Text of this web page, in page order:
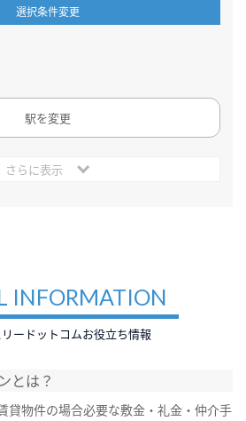
選択条件変更
駅を変更
さらに表示
INFORMATION
ードットコムお役立ち情報
とは？
貸物件の場合必要な敷金・礼金・仲介手